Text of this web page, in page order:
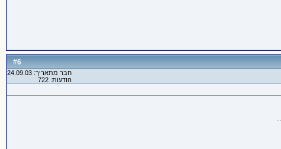
#
6
חבר מתאריך: 24.09.03
הודעות: 722